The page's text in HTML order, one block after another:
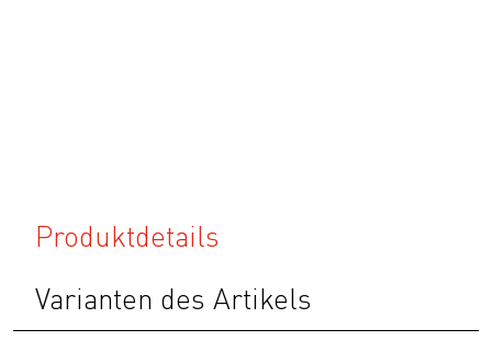
Produktdetails
Varianten des Artikels